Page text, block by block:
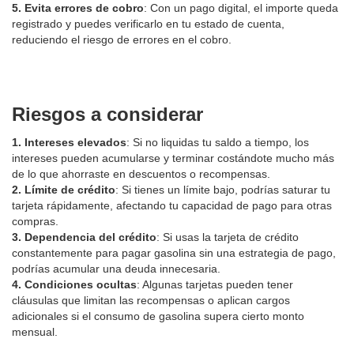
5. Evita errores de cobro: Con un pago digital, el importe queda
registrado y puedes verificarlo en tu estado de cuenta,
reduciendo el riesgo de errores en el cobro.
Riesgos a considerar
1. Intereses elevados: Si no liquidas tu saldo a tiempo, los
intereses pueden acumularse y terminar costándote mucho más
de lo que ahorraste en descuentos o recompensas.
2. Límite de crédito: Si tienes un límite bajo, podrías saturar tu
tarjeta rápidamente, afectando tu capacidad de pago para otras
compras.
3. Dependencia del crédito: Si usas la tarjeta de crédito
constantemente para pagar gasolina sin una estrategia de pago,
podrías acumular una deuda innecesaria.
4. Condiciones ocultas: Algunas tarjetas pueden tener
cláusulas que limitan las recompensas o aplican cargos
adicionales si el consumo de gasolina supera cierto monto
mensual.